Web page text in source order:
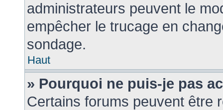
administrateurs peuvent le
empêcher le trucage en
sondage.
Haut
» Pourquoi ne puis-je pas
Certains forums peuvent être